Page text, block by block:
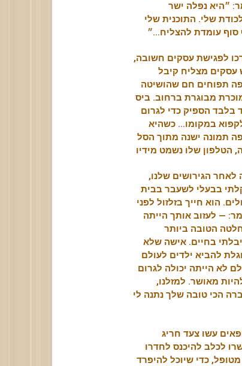
״היא נפלה ישר
שלי. התוכנית שלי
סוף עומדת להצליח…״
לפגישת עסקים חשובה,
עסקים מצליח קיבל
תפוחים חם שהושיטה
מבוגרת ברחוב. ביס
בלבד הספיק כדי לגרום
במקומו… כשהיא
תמונה ישנה מתוך הסל
הטלפון שלו נשמט מידיו
לאחר הגירושים שלנו,
בבעלי לשעבר בבית
הוא חייך בזלזול לפני
— לעזוב אותך הייתה
הטובה ביותר
בחיים. אישה שלא
להביא ילדים לעולם
לא הייתה יכולה לגרום
מאושר. למזלנו,
הכי טובה שלך נתנה לי
עשו צעד חריג
לכלב להיכנס לחדרו
כדי שיוכל להיפרד